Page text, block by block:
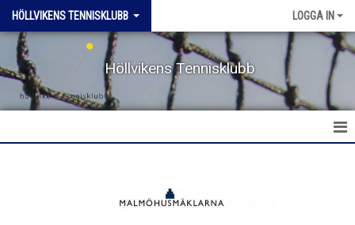
HÖLLVIKENS TENNISKLUBB LOGGA IN
Höllvikens Tennisklubb